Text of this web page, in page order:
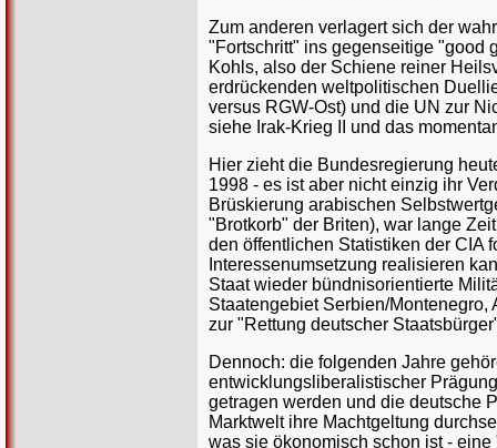
Zum anderen verlagert sich der
"Fortschritt" ins gegenseitige "good
Kohls, also der Schiene reiner
erdrückenden weltpolitischen
versus RGW-Ost) und die UN zur
siehe Irak-Krieg II und das
Hier zieht die Bundesregierung
1998 - es ist aber nicht einzig ihr
Brüskierung arabischen
"Brotkorb" der Briten), war lange
den öffentlichen Statistiken der CIA
Interessenumsetzung realisieren
Staat wieder bündnisorientierte
Staatengebiet Serbien/
zur "Rettung deutscher
Dennoch: die folgenden Jahre
entwicklungsliberalistischer
getragen werden und die deutsche
Marktwelt ihre Machtgeltung
was sie ökonomisch schon ist -